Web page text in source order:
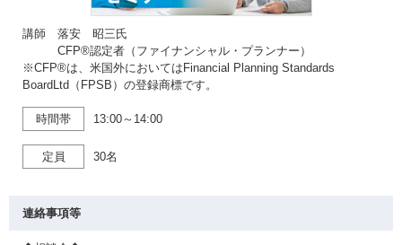
講師 落安 昭三氏
CFP®認定者（ファイナンシャル・プランナー）
※CFP®は、米国外においてはFinancial Planning Standards
BoardLtd（FPSB）の登録商標です。
時間帯 13:00～14:00
定員 30名
連絡事項等